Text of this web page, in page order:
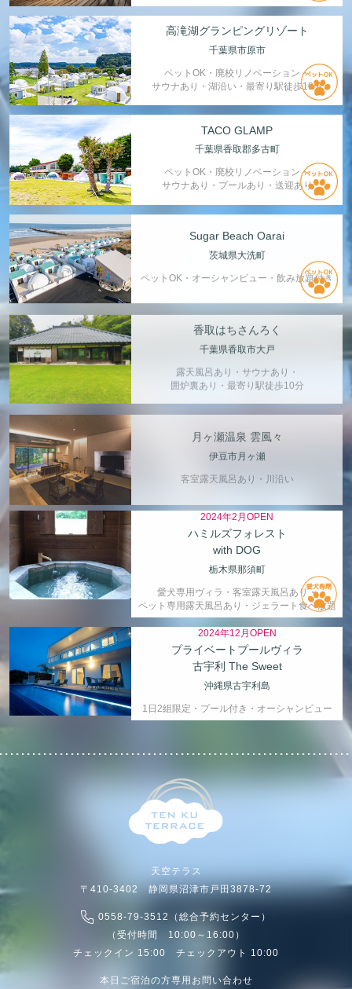
高滝湖グランピングリゾート
千葉県市原市
ペットOK・廃校リノベーション・
サウナあり・湖沿い・最寄り駅徒歩10分
TACO GLAMP
千葉県香取郡多古町
ペットOK・廃校リノベーション・
サウナあり・プールあり・送迎あり
Sugar Beach Oarai
茨城県大洗町
ペットOK・オーシャンビュー・飲み放題付き
香取はちさんろく
千葉県香取市大戸
露天風呂あり・サウナあり・
囲炉裏あり・最寄り駅徒歩10分
月ヶ瀬温泉 雲風々
伊豆市月ヶ瀬
客室露天風呂あり・川沿い
2024年2月OPEN
ハミルズフォレスト
with DOG
栃木県那須町
愛犬専用ヴィラ・客室露天風呂あり・
ペット専用露天風呂あり・ジェラート食べ放題
2024年12月OPEN
プライベートプールヴィラ
古宇利 The Sweet
沖縄県古宇利島
1日2組限定・プール付き・オーシャンビュー
天空テラス
〒410-3402 静岡県沼津市戸田3878-72
0558-79-3512（総合予約センター）
（受付時間 10:00～16:00）
チェックイン 15:00 チェックアウト 10:00
本日ご宿泊の方専用お問い合わせ